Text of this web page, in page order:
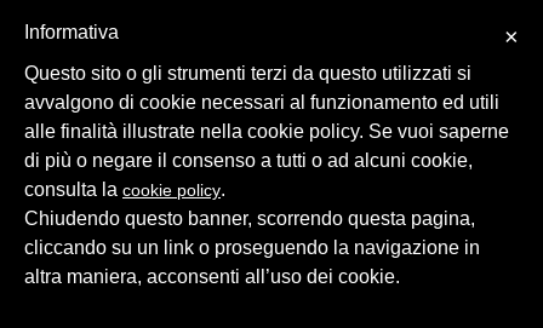
© 2026 Intesa Grandi Impianti Srl Dati Personali
×
Informativa
Questo sito o gli strumenti terzi da questo utilizzati si
avvalgono di cookie necessari al funzionamento ed utili
alle finalità illustrate nella cookie policy. Se vuoi saperne
di più o negare il consenso a tutti o ad alcuni cookie,
consulta la cookie policy.
Chiudendo questo banner, scorrendo questa pagina,
cliccando su un link o proseguendo la navigazione in
altra maniera, acconsenti all’uso dei cookie.